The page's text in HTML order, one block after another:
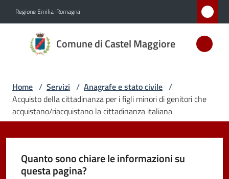
Regione Emilia-Romagna
Comune di Castel Maggiore
Comune
di Castel
D'ARGENTO
AL MERITO
CIVILE
Amministrazione
Home / Servizi / Anagrafe e stato civile /
Acquisto della cittadinanza per i figli minori di genitori che
acquistano/riacquistano la cittadinanza italiana
Quanto sono chiare le informazioni su
questa pagina?